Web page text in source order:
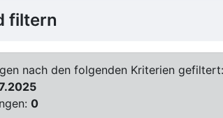
filtern
nach den folgenden Kriterien gefiltert:
0